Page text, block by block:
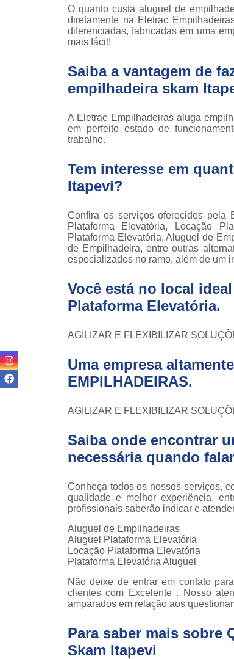
O quanto custa aluguel de
diretamente na Eletrac
diferenciadas, fabricadas em uma
mais fácil!
Saiba a vantagem de
empilhadeira skam
A Eletrac Empilhadeiras aluga
em perfeito estado de
trabalho.
Tem interesse em
Itapevi?
Confira os serviços oferecidos pela
Plataforma Elevatória, Locação
Plataforma Elevatória, Aluguel de
de Empilhadeira, entre outras
especializados no ramo, além de um
Você está no local
Plataforma Elevatória.
AGILIZAR E FLEXIBILIZAR
Uma empresa
EMPILHADEIRAS.
AGILIZAR E FLEXIBILIZAR
Saiba onde encontrar
necessária quando
Conheça todos os nossos serviços,
qualidade e melhor experiência,
profissionais saberão indicar e
Aluguel de Empilhadeiras
Aluguel Plataforma Elevatória
Locação Plataforma Elevatória
Plataforma Elevatória Aluguel
Não deixe de entrar em contato
clientes com Excelente . Nosso
amparados em relação aos
Para saber mais sobre
Skam Itapevi